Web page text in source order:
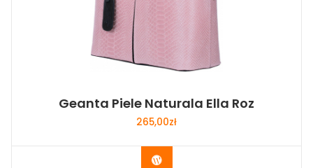
Geanta Piele Naturala Ella Roz
265,00zł
Buy Now